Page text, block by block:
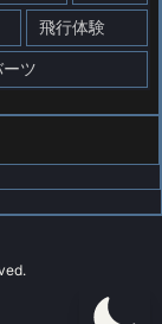
飛行体験
ツ
is free